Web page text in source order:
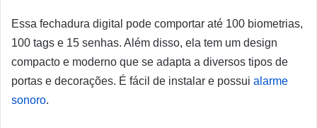
Essa fechadura digital pode comportar até 100 biometrias,
100 tags e 15 senhas. Além disso, ela tem um design
compacto e moderno que se adapta a diversos tipos de
portas e decorações. É fácil de instalar e possui alarme
sonoro.